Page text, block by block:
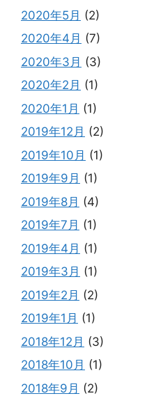
2020年5月 (2)
2020年4月 (7)
2020年3月 (3)
2020年2月 (1)
2020年1月 (1)
2019年12月 (2)
2019年10月 (1)
2019年9月 (1)
2019年8月 (4)
2019年7月 (1)
2019年4月 (1)
2019年3月 (1)
2019年2月 (2)
2019年1月 (1)
2018年12月 (3)
2018年10月 (1)
2018年9月 (2)